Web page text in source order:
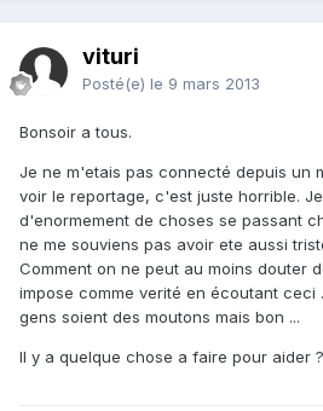
vituri
Posté(e) le 9 mars 2013
Bonsoir a tous.
Je ne m'etais pas connecté depuis un
voir le reportage, c'est juste horrible.
d'enormement de choses se passant
ne me souviens pas avoir ete aussi
Comment on ne peut au moins douter
impose comme verité en écoutant ceci
gens soient des moutons mais bon ...
Il y a quelque chose a faire pour aider ?